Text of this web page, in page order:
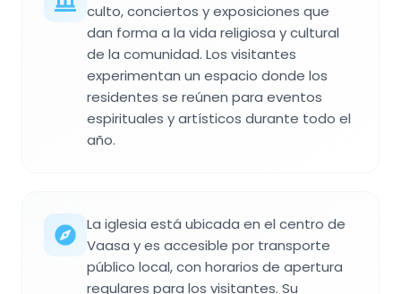
culto, conciertos y exposiciones que
dan forma a la vida religiosa y cultural
de la comunidad. Los visitantes
experimentan un espacio donde los
residentes se reúnen para eventos
espirituales y artísticos durante todo el
año.
La iglesia está ubicada en el centro de
Vaasa y es accesible por transporte
público local, con horarios de apertura
regulares para los visitantes. Su